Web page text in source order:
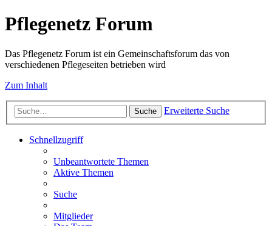
Pflegenetz Forum
Das Pflegenetz Forum ist ein Gemeinschaftsforum das von
verschiedenen Pflegeseiten betrieben wird
Zum Inhalt
Suche Erweiterte Suche
Schnellzugriff
Unbeantwortete Themen
Aktive Themen
Suche
Mitglieder